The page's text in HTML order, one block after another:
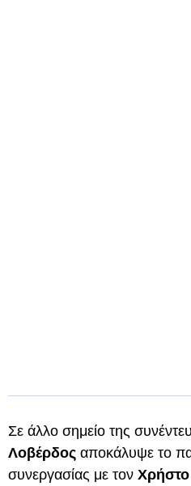
Σε άλλο σημείο της
Λοβέρδος αποκάλυψε το
συνεργασίας με τον Χρήστο